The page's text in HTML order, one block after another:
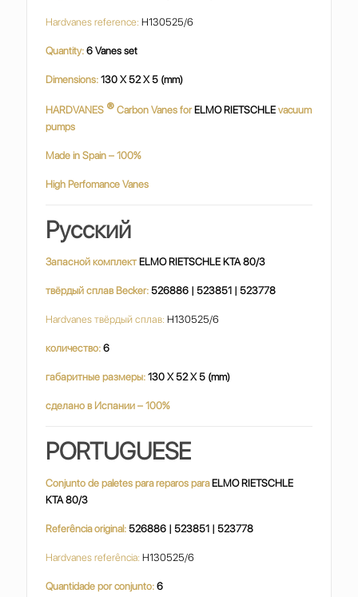
Hardvanes reference: H130525/6
Quantity: 6 Vanes set
Dimensions:130 X 52 X 5 (mm)
HARDVANES ® Carbon Vanes for ELMO RIETSCHLE vacuum
pumps
Made in Spain – 100%
High Perfomance Vanes
Русский
Запасной комплект ELMO RIETSCHLE KTA 80/3
твёрдый сплав Becker:526886 | 523851 | 523778
Hardvanes твёрдый сплав:H130525/6
количество:6
габаритные размеры:130 X 52 X 5 (mm)
сделано в Испании – 100%
PORTUGUESE
Conjunto de paletes para reparos para ELMO RIETSCHLE
KTA 80/3
Referência original:526886 | 523851 | 523778
Hardvanes referência:H130525/6
Quantidade por conjunto: 6